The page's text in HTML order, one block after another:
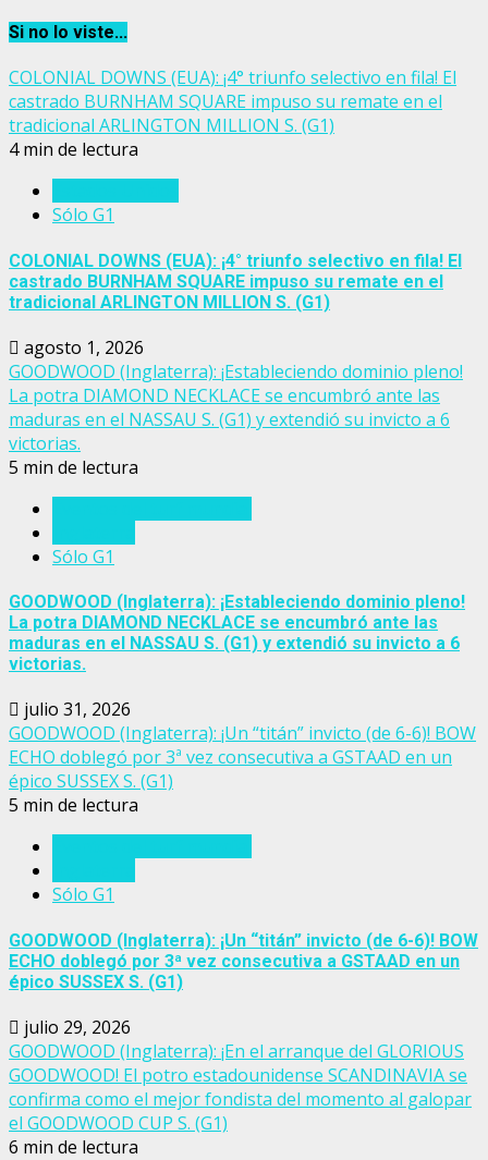
Si no lo viste...
COLONIAL DOWNS (EUA): ¡4° triunfo selectivo en fila! El
castrado BURNHAM SQUARE impuso su remate en el
tradicional ARLINGTON MILLION S. (G1)
4 min de lectura
Sólo G1
COLONIAL DOWNS (EUA): ¡4° triunfo selectivo en fila! El
castrado BURNHAM SQUARE impuso su remate en el
tradicional ARLINGTON MILLION S. (G1)
agosto 1, 2026
GOODWOOD (Inglaterra): ¡Estableciendo dominio pleno!
La potra DIAMOND NECKLACE se encumbró ante las
maduras en el NASSAU S. (G1) y extendió su invicto a 6
victorias.
5 min de lectura
Sólo G1
GOODWOOD (Inglaterra): ¡Estableciendo dominio pleno!
La potra DIAMOND NECKLACE se encumbró ante las
maduras en el NASSAU S. (G1) y extendió su invicto a 6
victorias.
julio 31, 2026
GOODWOOD (Inglaterra): ¡Un “titán” invicto (de 6-6)! BOW
ECHO doblegó por 3ª vez consecutiva a GSTAAD en un
épico SUSSEX S. (G1)
5 min de lectura
Sólo G1
GOODWOOD (Inglaterra): ¡Un “titán” invicto (de 6-6)! BOW
ECHO doblegó por 3ª vez consecutiva a GSTAAD en un
épico SUSSEX S. (G1)
julio 29, 2026
GOODWOOD (Inglaterra): ¡En el arranque del GLORIOUS
GOODWOOD! El potro estadounidense SCANDINAVIA se
confirma como el mejor fondista del momento al galopar
el GOODWOOD CUP S. (G1)
6 min de lectura